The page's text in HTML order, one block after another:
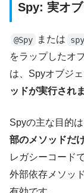
Spy: 実オ
@Spy または
をラップしたオ
は、Spyオブジ
ッドが実行され
Spyの主な目的は
部のメソッドだ
レガシーコード
外部依存メソッ